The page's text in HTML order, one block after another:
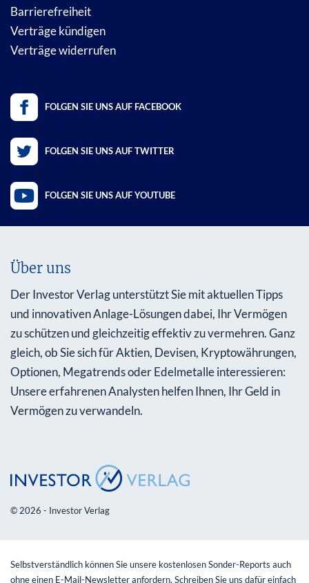
Barrierefreiheit
Verträge kündigen
Verträge widerrufen
FOLGEN SIE UNS AUF FACEBOOK
FOLGEN SIE UNS AUF TWITTER
FOLGEN SIE UNS AUF YOUTUBE
Über uns
Der Investor Verlag unterstützt Sie mit aktuellen Tipps
und innovativen Anlage-Lösungen dabei, Ihr Vermögen
zu schützen und gleichzeitig effektiv zu vermehren. Ganz
gleich, ob Sie sich für Aktien, Devisen, Kryptowährungen,
Optionen, Megatrends oder Edelmetalle interessieren:
Unsere erfahrenen Analysten helfen Ihnen, Ihr Geld in
Vermögen zu verwandeln.
© 2026 - Investor Verlag
Selbstverständlich können Sie unsere kostenlosen Sonder-Reports auch
ohne einen E-Mail-Newsletter anfordern. Schreiben Sie uns dafür einfach